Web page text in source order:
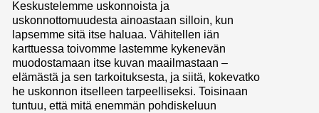
Keskustelemme uskonnoista ja
uskonnottomuudesta ainoastaan silloin, kun
lapsemme sitä itse haluaa. Vähitellen iän
karttuessa toivomme lastemme kykenevän
muodostamaan itse kuvan maailmastaan –
elämästä ja sen tarkoituksesta, ja siitä, kokevatko
he uskonnon itselleen tarpeelliseksi. Toisinaan
tuntuu, että mitä enemmän pohdiskeluun